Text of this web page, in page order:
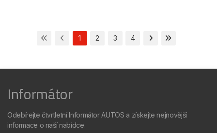
1 2 3 4
Informátor
Odebírejte čtvrtletní Informátor AUTOS a získejte nejnovější
informace o naší nabídce.